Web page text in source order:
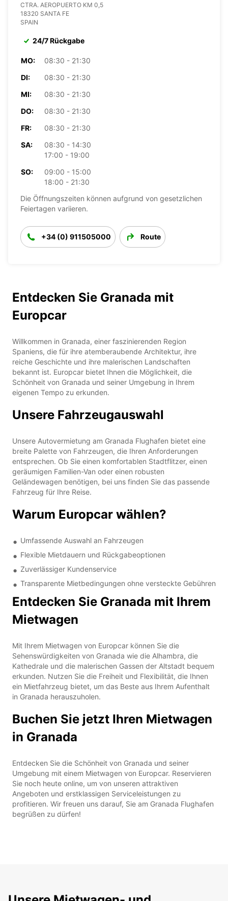
CTRA. AEROPUERTO KM 0,5
18320 SANTA FE
SPAIN
24/7 Rückgabe
MO:
08:30 - 21:30
DI:
08:30 - 21:30
MI:
08:30 - 21:30
DO:
08:30 - 21:30
FR:
08:30 - 21:30
SA:
08:30 - 14:30
17:00 - 19:00
SO:
09:00 - 15:00
18:00 - 21:30
Die Öffnungszeiten können aufgrund von gesetzlichen
Feiertagen variieren.
+34 (0) 911505000 Route
Entdecken Sie Granada mit
Europcar
Willkommen in Granada, einer faszinierenden Region
Spaniens, die für ihre atemberaubende Architektur, ihre
reiche Geschichte und ihre malerischen Landschaften
bekannt ist. Europcar bietet Ihnen die Möglichkeit, die
Schönheit von Granada und seiner Umgebung in Ihrem
eigenen Tempo zu erkunden.
Unsere Fahrzeugauswahl
Unsere Autovermietung am Granada Flughafen bietet eine
breite Palette von Fahrzeugen, die Ihren Anforderungen
entsprechen. Ob Sie einen komfortablen Stadtflitzer, einen
geräumigen Familien-Van oder einen robusten
Geländewagen benötigen, bei uns finden Sie das passende
Fahrzeug für Ihre Reise.
Warum Europcar wählen?
Umfassende Auswahl an Fahrzeugen
Flexible Mietdauern und Rückgabeoptionen
Zuverlässiger Kundenservice
Transparente Mietbedingungen ohne versteckte Gebühren
Entdecken Sie Granada mit Ihrem
Mietwagen
Mit Ihrem Mietwagen von Europcar können Sie die
Sehenswürdigkeiten von Granada wie die Alhambra, die
Kathedrale und die malerischen Gassen der Altstadt bequem
erkunden. Nutzen Sie die Freiheit und Flexibilität, die Ihnen
ein Mietfahrzeug bietet, um das Beste aus Ihrem Aufenthalt
in Granada herauszuholen.
Buchen Sie jetzt Ihren Mietwagen
in Granada
Entdecken Sie die Schönheit von Granada und seiner
Umgebung mit einem Mietwagen von Europcar. Reservieren
Sie noch heute online, um von unseren attraktiven
Angeboten und erstklassigen Serviceleistungen zu
profitieren. Wir freuen uns darauf, Sie am Granada Flughafen
begrüßen zu dürfen!